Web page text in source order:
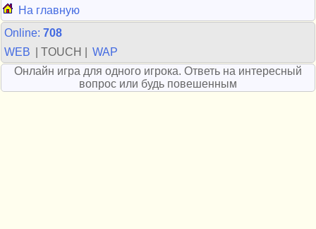
На главную
Online: 708
WEB
| TOUCH |
WAP
Онлайн игра для одного игрока. Ответь на интересный
вопрос или будь повешенным